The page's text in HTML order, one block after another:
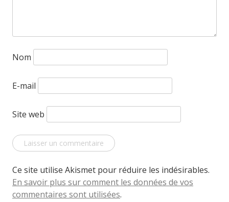
Nom
E-mail
Site web
Ce site utilise Akismet pour réduire les indésirables.
En savoir plus sur comment les données de vos
commentaires sont utilisées.